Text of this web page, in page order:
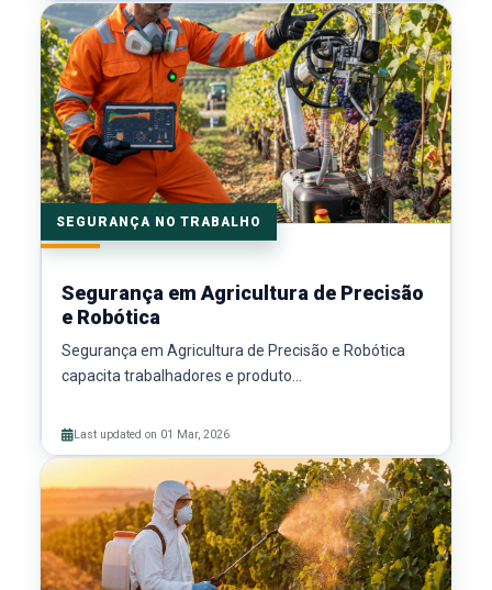
SEGURANÇA NO TRABALHO
Segurança em Agricultura de Precisão
e Robótica
Segurança em Agricultura de Precisão e Robótica
capacita trabalhadores e produto...
Last updated on 01 Mar, 2026